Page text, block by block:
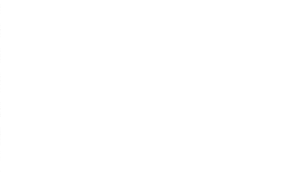
mua nhà dự án
6 tháng
12 tháng
24 tháng
36 tháng
định 6 tháng, 7,35%/năm cố định 30
tiếp theo